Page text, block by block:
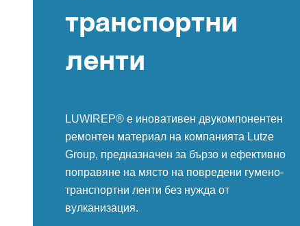
транспортни
ленти
LUWIREP® е иновативен двукомпонентен
ремонтен материал на компанията Lutze
Group, предназначен за бързо и ефективно
поправяне на място на повредени гумено-
транспортни ленти без нужда от
вулканизация.